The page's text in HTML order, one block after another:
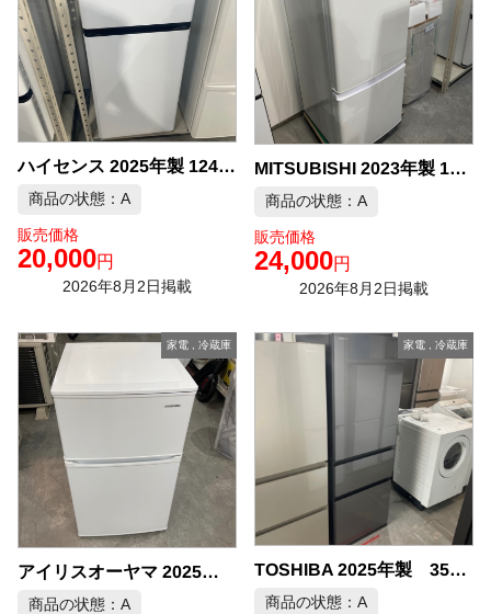
ハイセンス 2025年製 124L 冷蔵庫 中古品販売
商品の状態：A
販売価格
20,000円
2026年8月2日掲載
MITSUBISHI 2023年製 146L 冷蔵庫 中古品販売
商品の状態：A
販売価格
24,000円
2026年8月2日掲載
家電, 冷蔵庫
アイリスオーヤマ 2025年製 冷蔵庫 中古品販売
商品の状態：A
家電 冷蔵庫
TOSHIBA 2025年製 356L 3ドア 冷凍冷蔵庫 中古品販売
商品の状態：A